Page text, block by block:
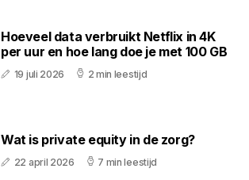
Hoeveel data verbruikt Netflix in 4K
per uur en hoe lang doe je met 100 GB
19 juli 2026 2 min leestijd
Wat is private equity in de zorg?
22 april 2026 7 min leestijd